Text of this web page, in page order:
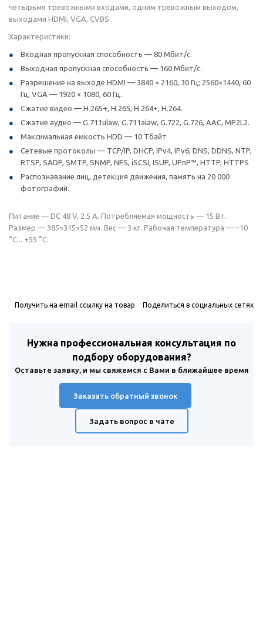
четырьмя тревожными входами, одним тревожным выходом,
выходами HDMI, VGA, CVBS.
Характеристики:
Входная пропускная способность — 80 Мбит/с.
Выходная пропускная способность — 160 Мбит/с.
Разрешение на выходе HDMI — 3840 × 2160, 30 Гц; 2560×1440, 60
Гц, VGA — 1920 × 1080, 60 Гц.
Сжатие видео — H.265+, H.265, H.264+, H.264.
Сжатие аудио — G.711ulaw, G.711alaw, G.722, G.726, AAC, MP2L2.
Максимальная емкость HDD — 10 Тбайт
Сетевые протоколы — TCP/IP, DHCP, IPv4, IPv6, DNS, DDNS, NTP,
RTSP, SADP, SMTP, SNMP, NFS, iSCSI, ISUP, UPnP™, HTTP, HTTPS
Распознавание лиц, детекция движения, память на 20 000
фотографий.
Питание — DC 48 V, 2.5 A. Потребляемая мощность — 15 Вт.
Размер — 385×315×52 мм. Вес — 3 кг. Рабочая температура — –10
°C... +55 °C.
Получить на email ссылку на товар Поделиться в социальных сетях
Нужна профессиональная консультация по
подбору оборудования?
Оставьте заявку, и мы свяжемся с Вами в ближайшее время
Заказать обратный звонок
Задать вопрос в чате